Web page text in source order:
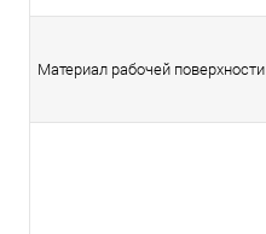
Материал рабочей поверхности